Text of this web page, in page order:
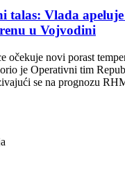
talas: Vlada
u Vojvodini
očekuje novi porast
je Operativni tim
se na prognozu